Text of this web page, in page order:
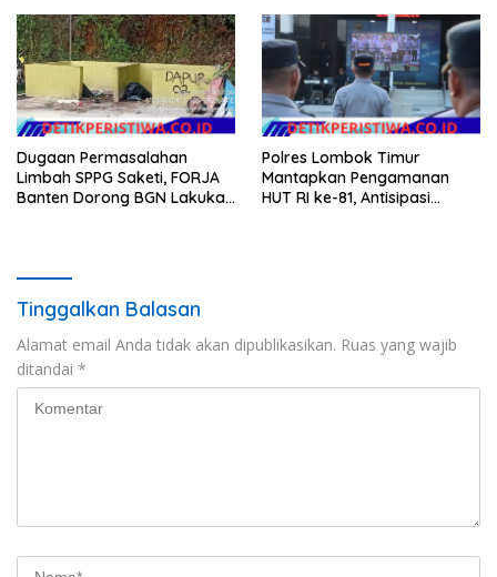
Hilang 3 Bulan Bawa
Anggaran Pembangunan
Dugaan Permasalahan
Limbah SPPG Saketi, FORJA
Banten Dorong BGN Lakukan
Polres Lombok Timur
Mantapkan Pengamanan
HUT RI ke-81, Antisipasi
Tinggalkan Balasan
Alamat email Anda tidak akan dipublikasikan. Ruas yang wajib
ditandai *